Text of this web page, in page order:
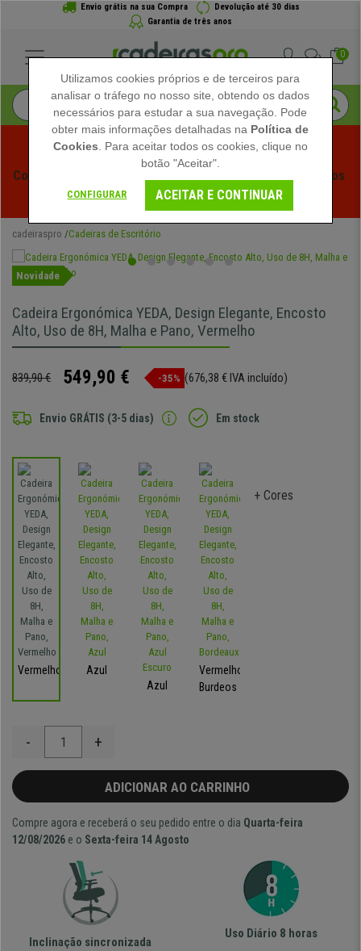
Envio grátis na sua Compra
Devolução até 30 dias
Garantia de três anos
0
Começam os Saldos de Verão em Cadeiraspro! Descontos
Exclusivos por Tempo Limitado - Ver Promoção
cadeiraspro Cadeiras de Escritório
Novidade
Cadeira Ergonómica YEDA, Design Elegante, Encosto
Alto, Uso de 8H, Malha e Pano, Vermelho
839,90 € 549,90 € -35% (676,38 € IVA incluído)
Envio GRÁTIS (3-5 dias) Em stock
Vermelho
Azul
Azul
Vermelho-
Burdeos
+ Cores
- +
ADICIONAR AO CARRINHO
Compre agora e receberá o seu pedido entre o dia Quarta-feira
12/08/2026 e o Sexta-feira 14 Agosto
Inclinação sincronizada
Uso Diário 8 horas
Utilizamos cookies próprios e de terceiros para
analisar o tráfego no nosso site, obtendo os dados
necessários para estudar a sua navegação. Pode
obter mais informações detalhadas na Política de
Cookies . Para aceitar todos os cookies, clique no
botão "Aceitar".
CONFIGURAR ACEITAR E CONTINUAR